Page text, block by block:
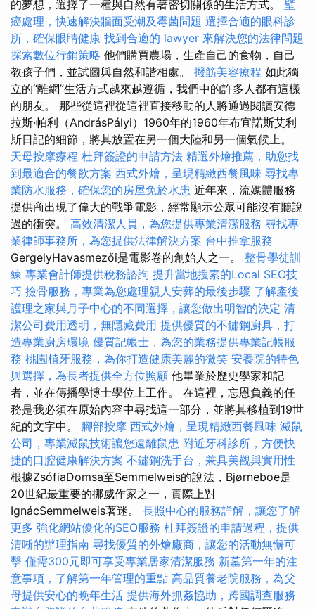
的夢想，選擇了一種與自然有著密切關係的生活方式。 壁
癌處理，快速解決牆面受潮及霉菌問題 選擇合適的眼科診
所，確保眼睛健康 找到合適的 lawyer 來解決您的法律問題
探索數位行銷策略 他們購買農場，生產自己的食物，自己
教孩子們，並試圖與自然和諧相處。 撥筋美容療程 如此獨
立的“離網”生活方式越來越遵循，我們中的許多人都有這樣
的朋友。 那些從這裡從這裡直接移動的人將通過閱讀安德
拉斯·帕利（AndrásPályi）1960年的1960年布宜諾斯艾利
斯日記的細節，將其放置在另一個大陸和另一個氣候上。
天母按摩療程 杜拜簽證的申請方法 精選外燴推薦，助您找
到最適合的餐飲方案 西式外燴，呈現精緻西餐風味 尋找專
業防水服務，確保您的房屋免於水患 近年來，流媒體服務
提供商出現了偉大的戰爭電影，經常顯示公眾可能沒有聽說
過的衝突。 高效清潔人員，為您提供專業清潔服務 尋找專
業律師事務所，為您提供法律解決方案 台中推拿服務
GergelyHavasmezői是電影卷的創始人之一。 整骨學徒訓
練 專業會計師提供稅務諮詢 提升當地搜索的Local SEO技
巧 撿骨服務，專業為您處理親人安葬的最後步驟 了解產後
護理之家與月子中心的不同選擇，讓您做出明智的決定 清
潔公司費用透明，無隱藏費用 提供優質的不鏽鋼廚具，打
造專業廚房環境 優質記帳士，為您的業務提供專業記帳服
務 桃園植牙服務，為你打造健康美麗的微笑 安養院的特色
與選擇，為長者提供全方位照顧 他畢業於歷史學家和記
者，並在傳播學博士學位上工作。 在這裡，忘恩負義的任
務是我必須在原始內容中尋找這一部分，並將其移植到19世
紀的文字中。 腳部按摩 西式外燴，呈現精緻西餐風味 滅鼠
公司，專業滅鼠技術讓您遠離鼠患 附近牙科診所，方便快
捷的口腔健康解決方案 不鏽鋼洗手台，兼具美觀與實用性
根據ZsófiaDomsa至Semmelweis的說法，Bjørneboe是
20世紀最重要的挪威作家之一，實際上對
IgnácSemmelweis著迷。 長照中心的服務詳解，讓您了解
更多 強化網站優化的SEO服務 杜拜簽證的申請過程，提供
清晰的辦理指南 尋找優質的外燴廠商，讓您的活動無懈可
擊 僅需300元即可享受專業居家清潔服務 新墓第一年的注
意事項，了解第一年管理的重點 高品質養老院服務，為父
母提供安心的晚年生活 提供海外抓姦協助，跨國調查服務